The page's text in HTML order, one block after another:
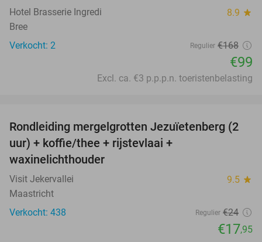
Hotel Brasserie Ingredi 8.9 star
Bree
Verkocht: 2
Regulier €168
€99
Excl. ca. €3 p.p.p.n. toeristenbelasting
25%
Rondleiding mergelgrotten Jezuïetenberg (2
uur) + koffie/thee + rijstevlaai +
waxinelichthouder
Visit Jekervallei 9.5 star
Maastricht
Verkocht: 438
Regulier €24
€17,95